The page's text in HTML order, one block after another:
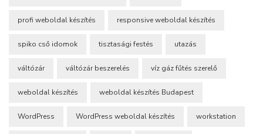
profi weboldal készítés responsive weboldal készítés
spiko cső idomok tisztasági festés utazás
váltózár váltózár beszerelés víz gáz fűtés szerelő
weboldal készítés weboldal készítés Budapest
WordPress WordPress weboldal készítés workstation